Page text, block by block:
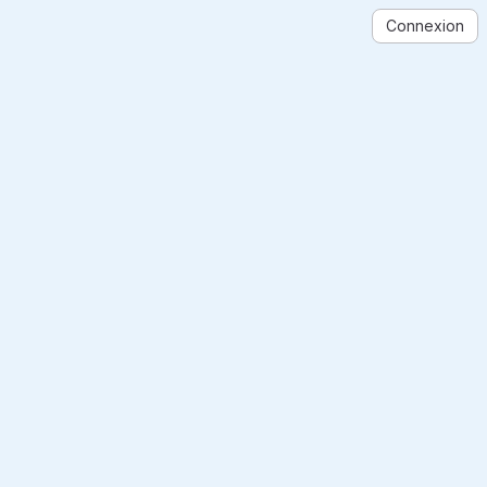
Connexion